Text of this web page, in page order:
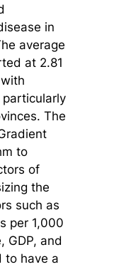
in
average
at 2.81
The
to
of
the
such as
per 1,000
GDP, and
to have a